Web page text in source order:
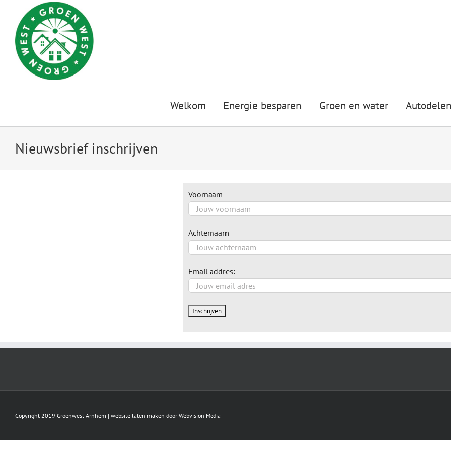
inhoud
Welkom Energie besparen Groen en water Autodelen
Nieuwsbrief inschrijven
Voornaam
Achternaam
Email addres:
Copyright 2019 Groenwest Arnhem | website laten maken door Webvision Media